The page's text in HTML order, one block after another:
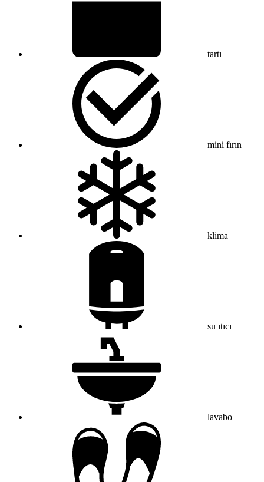
tartı
mini fırın
klima
su ıtıcı
lavabo